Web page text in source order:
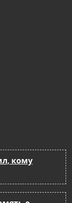
кому